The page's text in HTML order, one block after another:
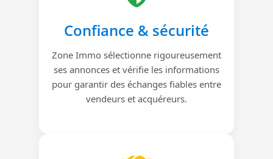
Confiance & sécurité
Zone Immo sélectionne rigoureusement
ses annonces et vérifie les informations
pour garantir des échanges fiables entre
vendeurs et acquéreurs.